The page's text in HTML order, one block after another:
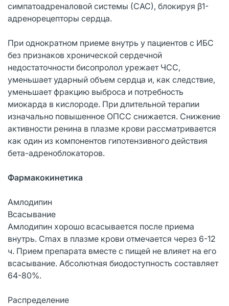
симпатоадреналовой системы (САС), блокируя β1-
адренорецепторы сердца.
При однократном приеме внутрь у пациентов с ИБС
без признаков хронической сердечной
недостаточности бисопролол урежает ЧСС,
уменьшает ударный объем сердца и, как следствие,
уменьшает фракцию выброса и потребность
миокарда в кислороде. При длительной терапии
изначально повышенное ОПСС снижается. Снижение
активности ренина в плазме крови рассматривается
как один из компонентов гипотензивного действия
бета-адреноблокаторов.
Фармакокинетика
Амлодипин
Всасывание
Амлодипин хорошо всасывается после приема
внутрь. Cmax в плазме крови отмечается через 6-12
ч. Прием препарата вместе с пищей не влияет на его
всасывание. Абсолютная биодоступность составляет
64-80%.
Распределение